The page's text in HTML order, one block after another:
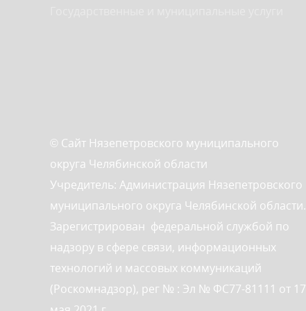
© Сайт Нязепетровского муниципального
округа Челябинской области
Учредитель: Администрация Нязепетровского
муниципального округа Челябинской области.
Зарегистрирован федеральной службой по
надзору в сфере связи, информационных
технологий и массовых коммуникаций
(Роскомнадзор), рег № : Эл № ФС77-81111 от 17